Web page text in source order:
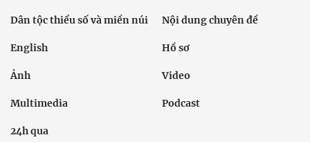
Dân tộc thiểu số và miền núi Nội dung chuyên đề
English Hồ sơ
Ảnh Video
Multimedia Podcast
24h qua